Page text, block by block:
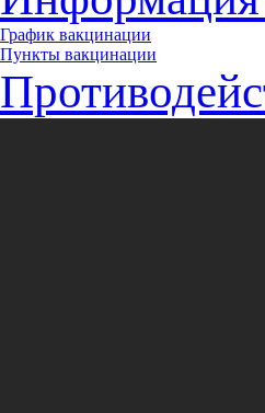
График вакцинации
Пункты вакцинации